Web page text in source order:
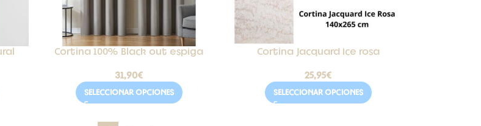
Cortina 100% Black out espiga
31,90€
SELECCIONAR OPCIONES
Cortina Jacquard Ice rosa
25,95€
SELECCIONAR OPCIONES